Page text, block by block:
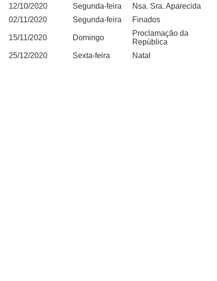
12/10/2020
Segunda-feira
Nsa. Sra. Aparecida
02/11/2020
Segunda-feira Finados
15/11/2020 Domingo
Proclamação da
República
25/12/2020
Sexta-feira Natal